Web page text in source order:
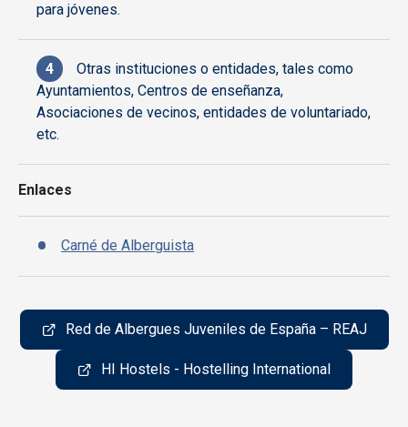
para jóvenes.
Otras instituciones o entidades, tales como
Ayuntamientos, Centros de enseñanza,
Asociaciones de vecinos, entidades de voluntariado,
etc.
Enlaces
Carné de Alberguista
Red de Albergues Juveniles de España – REAJ
HI Hostels - Hostelling International